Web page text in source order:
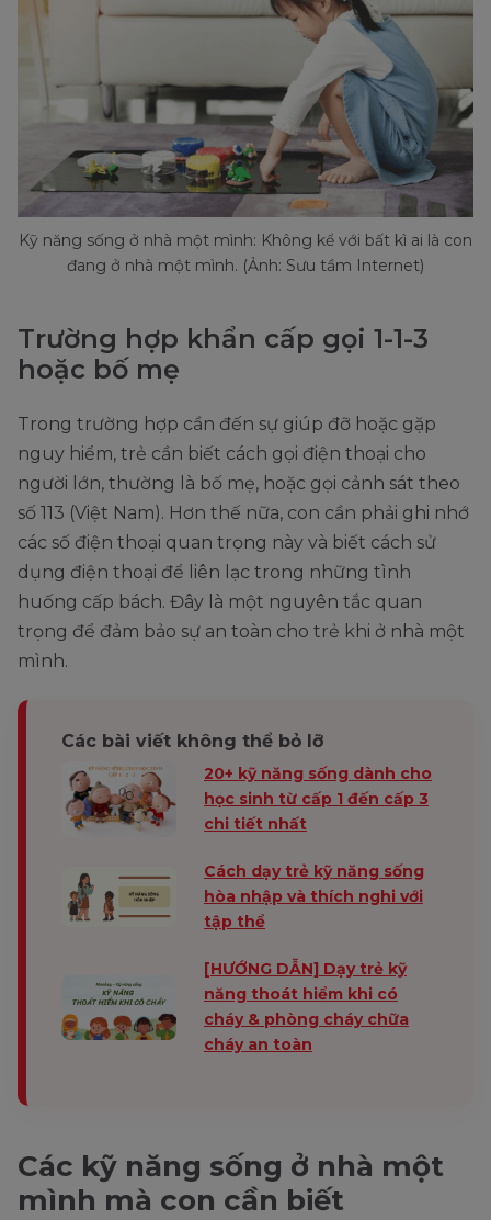
Kỹ năng sống ở nhà một mình: Không kể với bất kì ai là con
đang ở nhà một mình. (Ảnh: Sưu tầm Internet)
Trường hợp khẩn cấp gọi 1-1-3
hoặc bố mẹ
Trong trường hợp cần đến sự giúp đỡ hoặc gặp
nguy hiểm, trẻ cần biết cách gọi điện thoại cho
người lớn, thường là bố mẹ, hoặc gọi cảnh sát theo
số 113 (Việt Nam). Hơn thế nữa, con cần phải ghi nhớ
các số điện thoại quan trọng này và biết cách sử
dụng điện thoại để liên lạc trong những tình
huống cấp bách. Đây là một nguyên tắc quan
trọng để đảm bảo sự an toàn cho trẻ khi ở nhà một
mình.
Các bài viết không thể bỏ lỡ
20+ kỹ năng sống dành cho
học sinh từ cấp 1 đến cấp 3
chi tiết nhất
Cách dạy trẻ kỹ năng sống
hòa nhập và thích nghi với
tập thể
[HƯỚNG DẪN] Dạy trẻ kỹ
năng thoát hiểm khi có
cháy & phòng cháy chữa
cháy an toàn
Các kỹ năng sống ở nhà một
mình mà con cần biết